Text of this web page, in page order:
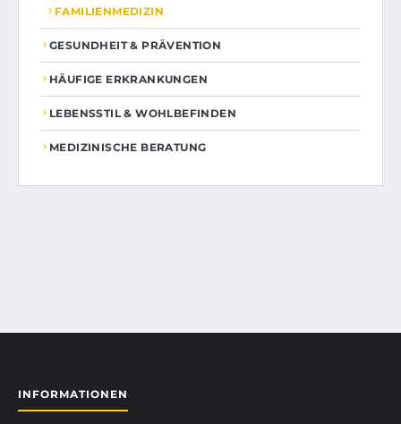
FAMILIENMEDIZIN
GESUNDHEIT & PRÄVENTION
HÄUFIGE ERKRANKUNGEN
LEBENSSTIL & WOHLBEFINDEN
MEDIZINISCHE BERATUNG
INFORMATIONEN